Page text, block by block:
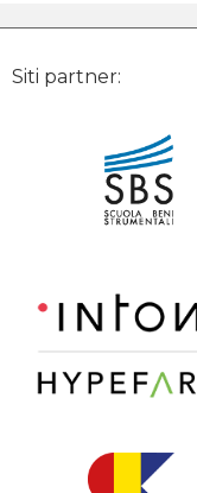
Siti partner: